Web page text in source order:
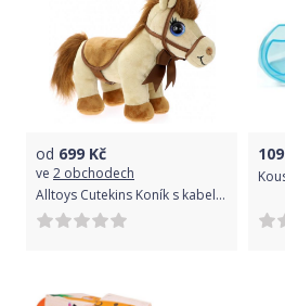
od 699 Kč
ve 2 obchodech
Alltoys Cutekins Koník s kabelkou Cutekins
109